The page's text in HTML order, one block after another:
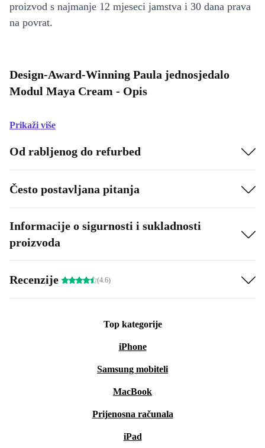
proizvod s najmanje 12 mjeseci jamstva i 30 dana prava
na povrat.
Design-Award-Winning Paula jednosjedalo
Modul Maya Cream - Opis
Prikaži više
Od rabljenog do refurbed
Često postavljana pitanja
Informacije o sigurnosti i sukladnosti
proizvoda
Recenzije (4.6)
Top kategorije
iPhone
Samsung mobiteli
MacBook
Prijenosna računala
iPad